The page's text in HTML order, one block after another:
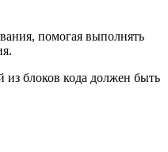
помогая выполнять
из блоков кода должен быть